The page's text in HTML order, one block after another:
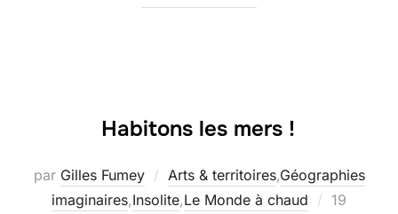
Habitons les mers !
par Gilles Fumey Arts & territoires,Géographies
imaginaires,Insolite,Le Monde à chaud Publié
19